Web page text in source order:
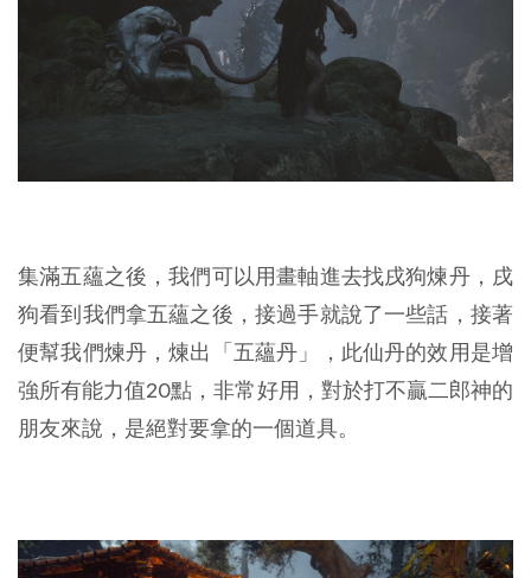
集滿五蘊之後，我們可以用畫軸進去找戌狗煉丹，戌
狗看到我們拿五蘊之後，接過手就說了一些話，接著
便幫我們煉丹，煉出「五蘊丹」，此仙丹的效用是增
強所有能力值20點，非常好用，對於打不贏二郎神的
朋友來說，是絕對要拿的一個道具。